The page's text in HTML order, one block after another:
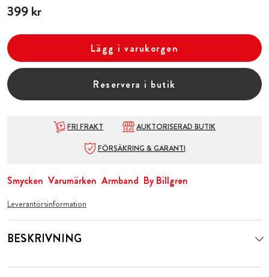
Pris:399 kr
399 kr
Lägg i varukorgen
Reservera i butik
FRI FRAKT
AUKTORISERAD BUTIK
FÖRSÄKRING & GARANTI
Smycken Varumärken Armband By Billgren
Leverantörsinformation
BESKRIVNING